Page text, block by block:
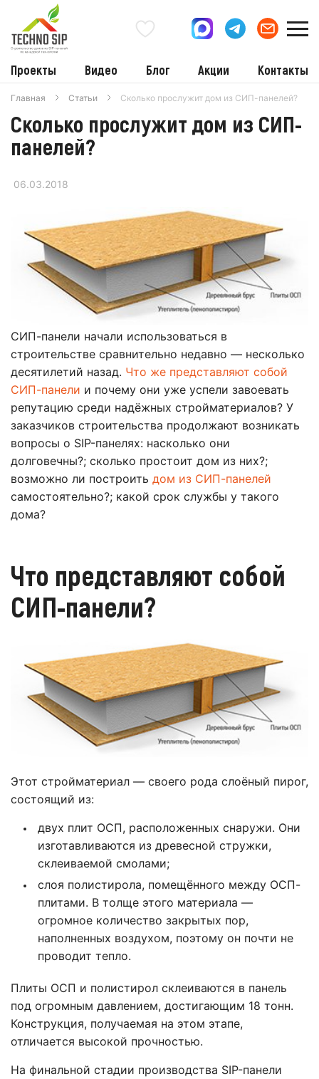
Проекты Видео Блог Акции Контакты
Главная Статьи Сколько прослужит дом из СИП-панелей?
Сколько прослужит дом из СИП-
панелей?
06.03.2018
СИП-панели начали использоваться в
строительстве сравнительно недавно — несколько
десятилетий назад. Что же представляют собой
СИП-панели и почему они уже успели завоевать
репутацию среди надёжных стройматериалов? У
заказчиков строительства продолжают возникать
вопросы о SIP-панелях: насколько они
долговечны?; сколько простоит дом из них?;
возможно ли построить дом из СИП-панелей
самостоятельно?; какой срок службы у такого
дома?
Что представляют собой
СИП-панели?
Этот стройматериал — своего рода слоёный пирог,
состоящий из:
двух плит ОСП, расположенных снаружи. Они
изготавливаются из древесной стружки,
склеиваемой смолами;
слоя полистирола, помещённого между ОСП-
плитами. В толще этого материала —
огромное количество закрытых пор,
наполненных воздухом, поэтому он почти не
проводит тепло.
Плиты ОСП и полистирол склеиваются в панель
под огромным давлением, достигающим 18 тонн.
Конструкция, получаемая на этом этапе,
отличается высокой прочностью.
На финальной стадии производства SIP-панели